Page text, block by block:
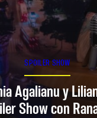
SPOILER SHOW
Agalianu y
Show con